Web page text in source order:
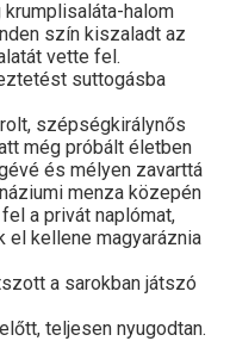
halom
szín kiszaladt az
vette fel.
suttogásba
szépségkirálynős
még próbált életben
és mélyen zavarttá
menza közepén
a privát naplómat,
el kellene magyaráznia
a sarokban játszó
teljesen nyugodtan.